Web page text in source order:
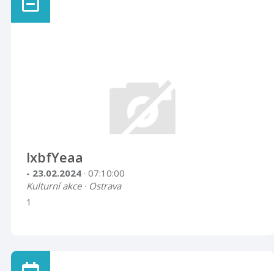
lxbfYeaa
- 23.02.2024 · 07:10:00
Kulturní akce · Ostrava
1